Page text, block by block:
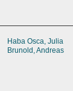
Haba Osca, Julia
Brunold, Andreas